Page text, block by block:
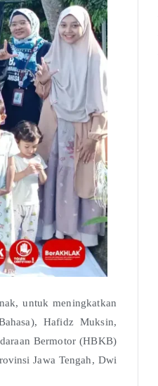
untuk meningkatkan
Hafidz Muksin,
Bermotor (HBKB)
Jawa Tengah, Dwi